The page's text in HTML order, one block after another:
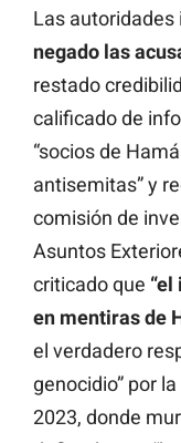
Las autoridades
negado las
restado
calificado de
“socios de
antisemitas” y
comisión de
Asuntos
criticado que
en mentiras de
el verdadero
genocidio” por
2023, donde